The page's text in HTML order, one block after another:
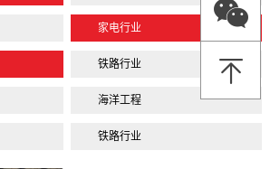
家电行业
铁路行业
海洋工程
铁路行业